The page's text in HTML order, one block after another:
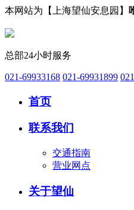
本网站为【上海望仙安息园】
总部24小时服务
021-69933168 021-69931899
首页
联系我们
交通指南
营业网点
关于望仙